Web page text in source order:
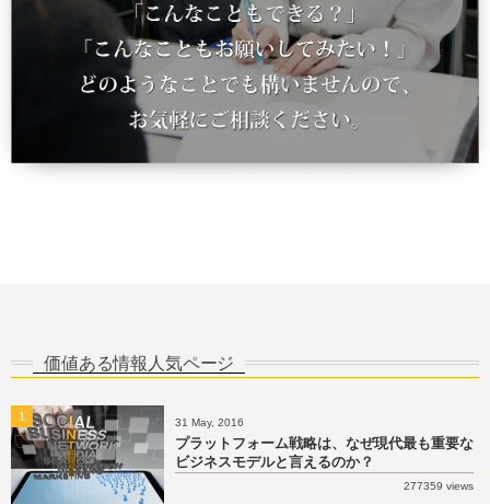
価値ある情報人気ページ
31 May, 2016
プラットフォーム戦略は、なぜ現代最も重要な
ビジネスモデルと言えるのか？
277359 views
1